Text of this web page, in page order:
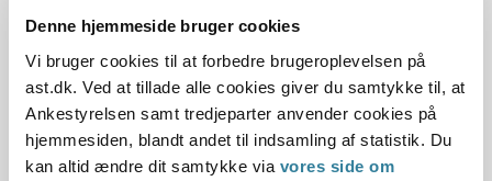
Denne hjemmeside bruger cookies
Vi bruger cookies til at forbedre brugeroplevelsen på
ast.dk. Ved at tillade alle cookies giver du samtykke til, at
Ankestyrelsen samt tredjeparter anvender cookies på
hjemmesiden, blandt andet til indsamling af statistik. Du
kan altid ændre dit samtykke via vores side om
Paragraf
§ 11 § 42